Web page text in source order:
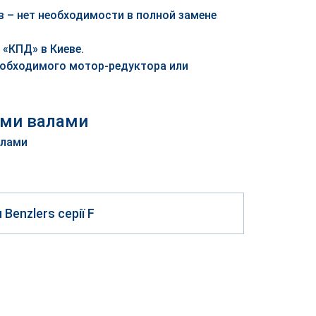
нет необходимости в полной замене
в Киеве.
мотор-редуктора или
валами
серії F